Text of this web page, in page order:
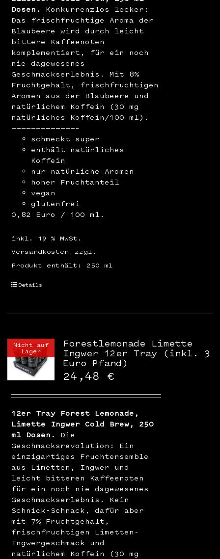
Dosen.
Konkurrenzlos lecker:
Das frischfruchtige Aroma der
Blaubeere wird durch leicht
bittere Kaffeenoten
komplementiert, für ein noch
nie dagewesenes
Geschmackserlebnis. Mit 8%
Fruchtgehalt, frischfruchtigen
Aromen aus der Blaubeere und
natürlichem Koffein (30 mg
natürliches Koffein/100 ml).
—————————————–
schmeckt super
enthält natürliches
Koffein
nur natürliche Aromen
hoher Fruchtanteil
vegan
glutenfrei
0,82 Euro / 100 ml.
inkl. 19 % MwSt.
zzgl.
Versandkosten
Produkt enthält: 250 ml
Details
Nicht auf
Lager
Forestlemonade Limette
Ingwer 12er Tray (inkl. 3
Euro Pfand)
24,48 €
12er Tray Forest Lemonade,
Limette Ingwer Cold Brew, 250
ml Dosen.
Die
Geschmacksrevolution: Ein
einzigartiges Fruchtensemble
aus Limetten, Ingwer und
leicht bitteren Kaffeenoten
für ein noch nie dagewesenes
Geschmackserlebnis. Kein
Schnick-Schnack, dafür aber
mit 7% Fruchtgehalt,
frischfruchtigen Limetten-
Ingwergeschmack und
natürlichem Koffein (30 mg